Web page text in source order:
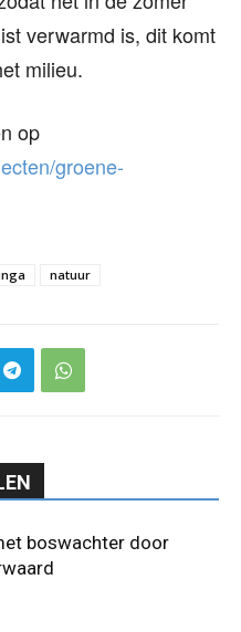
verwarmd is, dit komt
milieu.
op
groene-
natuur
boswachter door